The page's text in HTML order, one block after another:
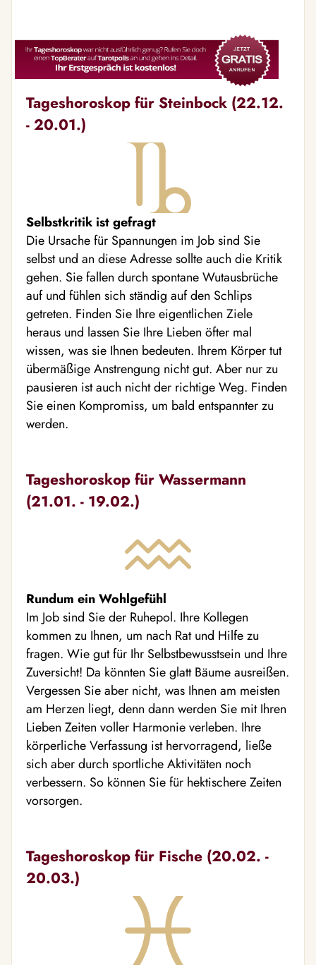
Tageshoroskop für Steinbock (22.12.
- 20.01.)
Selbstkritik ist gefragt
Die Ursache für Spannungen im Job sind Sie
selbst und an diese Adresse sollte auch die Kritik
gehen. Sie fallen durch spontane Wutausbrüche
auf und fühlen sich ständig auf den Schlips
getreten. Finden Sie Ihre eigentlichen Ziele
heraus und lassen Sie Ihre Lieben öfter mal
wissen, was sie Ihnen bedeuten. Ihrem Körper tut
übermäßige Anstrengung nicht gut. Aber nur zu
pausieren ist auch nicht der richtige Weg. Finden
Sie einen Kompromiss, um bald entspannter zu
werden.
Tageshoroskop für Wassermann
(21.01. - 19.02.)
Rundum ein Wohlgefühl
Im Job sind Sie der Ruhepol. Ihre Kollegen
kommen zu Ihnen, um nach Rat und Hilfe zu
fragen. Wie gut für Ihr Selbstbewusstsein und Ihre
Zuversicht! Da könnten Sie glatt Bäume ausreißen.
Vergessen Sie aber nicht, was Ihnen am meisten
am Herzen liegt, denn dann werden Sie mit Ihren
Lieben Zeiten voller Harmonie verleben. Ihre
körperliche Verfassung ist hervorragend, ließe
sich aber durch sportliche Aktivitäten noch
verbessern. So können Sie für hektischere Zeiten
vorsorgen.
Tageshoroskop für Fische (20.02. -
20.03.)